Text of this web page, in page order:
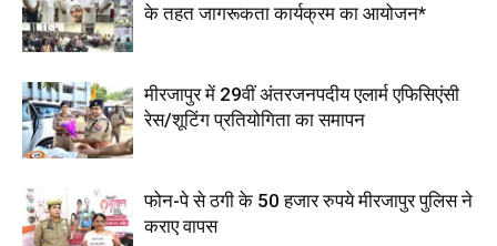
के तहत जागरूकता कार्यक्रम का आयोजन*
मीरजापुर में 29वीं अंतरजनपदीय एलार्म एफिसिएंसी
रेस/शूटिंग प्रतियोगिता का समापन
फोन-पे से ठगी के 50 हजार रुपये मीरजापुर पुलिस ने
कराए वापस